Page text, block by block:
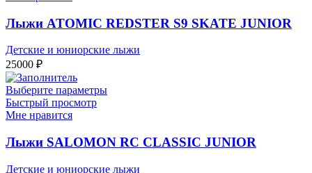
Лыжи ATOMIC REDSTER S9 SKATE JUNIOR
Детские и юниорские лыжи
25000 ₽
Выберите параметры
Быстрый просмотр
Мне нравится
Лыжи SALOMON RC CLASSIC JUNIOR
Детские и юниорские лыжи